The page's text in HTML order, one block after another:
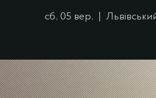
сб, 05 вер.
  |